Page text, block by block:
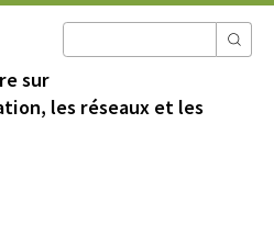
sur
les réseaux et les